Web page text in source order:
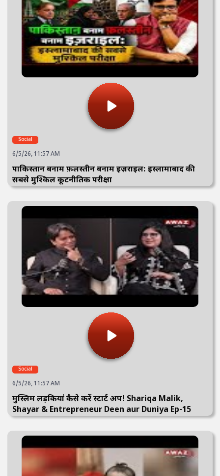
Social
6/5/26, 11:57 AM
पाकिस्तान बनाम फ़लस्तीन बनाम इज़राइल: इस्लामाबाद की
सबसे मुश्किल कूटनीतिक परीक्षा
Social
6/5/26, 11:57 AM
मुस्लिम लड़कियां कैसे करें स्टार्ट अप! Shariqa Malik,
Shayar & Entrepreneur Deen aur Duniya Ep-15